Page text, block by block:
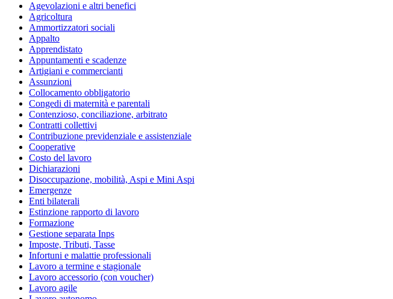
Agevolazioni e altri benefici
Agricoltura
Ammortizzatori sociali
Appalto
Apprendistato
Appuntamenti e scadenze
Artigiani e commercianti
Assunzioni
Collocamento obbligatorio
Congedi di maternità e parentali
Contenzioso, conciliazione, arbitrato
Contratti collettivi
Contribuzione previdenziale e assistenziale
Cooperative
Costo del lavoro
Dichiarazioni
Disoccupazione, mobilità, Aspi e Mini Aspi
Emergenze
Enti bilaterali
Estinzione rapporto di lavoro
Formazione
Gestione separata Inps
Imposte, Tributi, Tasse
Infortuni e malattie professionali
Lavoro a termine e stagionale
Lavoro accessorio (con voucher)
Lavoro agile